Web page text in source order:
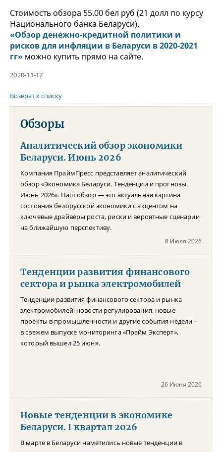
Стоимость обзора 55.00 бел руб (21 долл по курсу
Национального банка Беларуси).
«Обзор денежно-кредитной политики и
рисков для инфляции в Беларуси в 2020-2021
гг» можно купить прямо на сайте.
2020-11-17
Возврат к списку
Обзоры
Аналитический обзор экономики
Беларуси. Июнь 2026
Компания ПраймПресс представляет аналитический
обзор «Экономика Беларуси. Тенденции и прогнозы.
Июнь 2026». Наш обзор — это актуальная картина
состояния белорусской экономики с акцентом на
ключевые драйверы роста, риски и вероятные сценарии
на ближайшую перспективу.
8 Июля 2026
Тенденции развития финансового
сектора и рынка электромобилей
Тенденции развития финансового сектора и рынка
электромобилей, новости регулирования, новые
проекты в промышленности и другие события недели –
в свежем выпуске мониторинга «Прайм Эксперт»,
который вышел 25 июня.
26 Июня 2026
Новые тенденции в экономике
Беларуси. I квартал 2026
В марте в Беларуси наметились новые тенденции в